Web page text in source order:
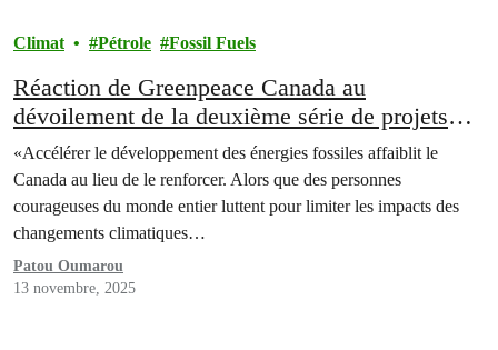
Climat Pétrole Fossil Fuels
Réaction de Greenpeace Canada au
dévoilement de la deuxième série de projets
qui seront soumis à l’examen du Bureau des
grands projets
«Accélérer le développement des énergies fossiles affaiblit le
Canada au lieu de le renforcer. Alors que des personnes
courageuses du monde entier luttent pour limiter les impacts des
changements climatiques…
Patou Oumarou
13 novembre, 2025